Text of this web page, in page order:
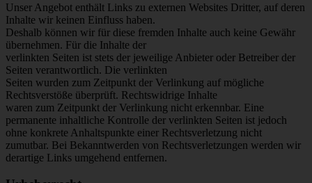
Unser Angebot enthält Links zu externen Websites Dritter, auf deren
Inhalte wir keinen Einfluss haben.
Deshalb können wir für diese fremden Inhalte auch keine Gewähr
übernehmen. Für die Inhalte der
verlinkten Seiten ist stets der jeweilige Anbieter oder Betreiber der
Seiten verantwortlich. Die verlinkten
Seiten wurden zum Zeitpunkt der Verlinkung auf mögliche
Rechtsverstöße überprüft. Rechtswidrige Inhalte
waren zum Zeitpunkt der Verlinkung nicht erkennbar. Eine
permanente inhaltliche Kontrolle der verlinkten Seiten ist jedoch
ohne konkrete Anhaltspunkte einer Rechtsverletzung nicht
zumutbar. Bei Bekanntwerden von Rechtsverletzungen werden wir
derartige Links umgehend entfernen.